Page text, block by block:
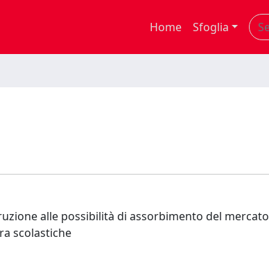
Home Sfoglia
alle possibilità di assorbimento del mercato
scolastiche